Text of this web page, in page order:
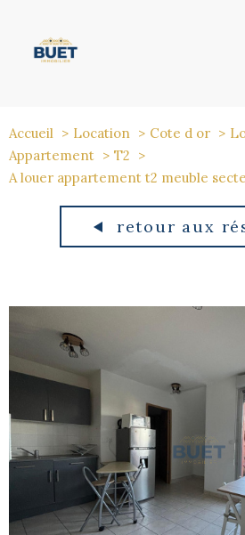
Accueil Location Cote d or
Appartement
T2
A louer appartement t2 meuble
retour aux